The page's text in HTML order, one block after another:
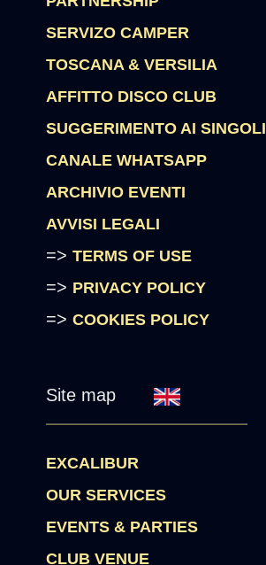
SERVIZO CAMPER
TOSCANA & VERSILIA
AFFITTO DISCO CLUB
SUGGERIMENTO AI SINGOLI
CANALE WHATSAPP
ARCHIVIO EVENTI
AVVISI LEGALI
=>TERMS OF USE
=> PRIVACY POLICY
=>COOKIES POLICY
Site map
EXCALIBUR
OUR SERVICES
EVENTS & PARTIES
CLUB VENUE